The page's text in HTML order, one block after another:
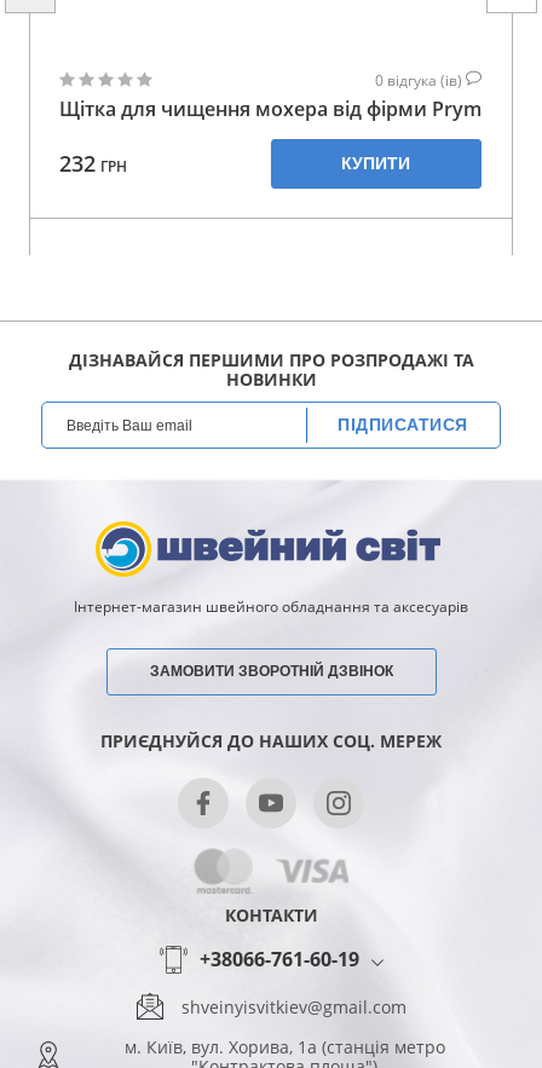
0 відгука (ів)
Щітка для чищення мохера від фірми Prym
232 ГРН КУПИТИ
ДІЗНАВАЙСЯ ПЕРШИМИ ПРО РОЗПРОДАЖІ ТА
НОВИНКИ
ПІДПИСАТИСЯ
Інтернет-магазин швейного обладнання та аксесуарів
ЗАМОВИТИ ЗВОРОТНІЙ ДЗВІНОК
ПРИЄДНУЙСЯ ДО НАШИХ СОЦ. МЕРЕЖ
КОНТАКТИ
+38066-761-60-19
shveinyisvitkiev@gmail.com
м. Київ, вул. Хорива, 1а (станція метро